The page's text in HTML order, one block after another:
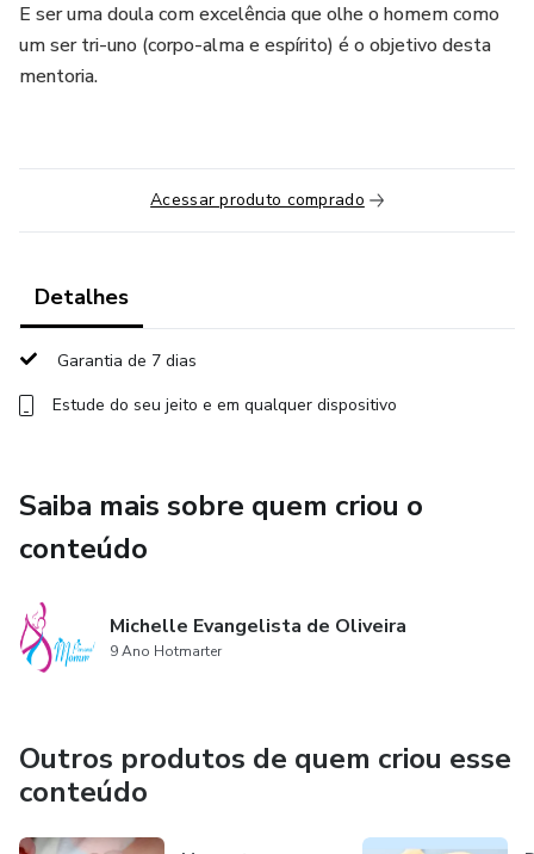
E ser uma doula com excelência que olhe o homem como
um ser tri-uno (corpo-alma e espírito) é o objetivo desta
mentoria.
Acessar produto comprado
Detalhes
Garantia de 7 dias
Estude do seu jeito e em qualquer dispositivo
Saiba mais sobre quem criou o
conteúdo
Michelle Evangelista de Oliveira
9 Ano Hotmarter
Outros produtos de quem criou esse
conteúdo